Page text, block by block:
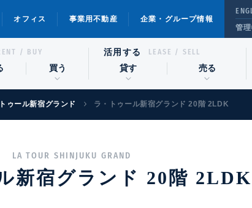
オフィス 事業用不動産 企業・グループ情報
管
/ BUY
買う
活用する LEASE / SELL
貸す 売る
ゥール新宿グランド ラ・トゥール新宿グランド 20階 2LDK
LA TOUR SHINJUKU GRAND
新宿グランド 20階 2LDK